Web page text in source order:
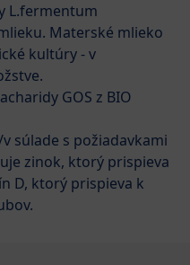
L.fermentum
Materské mlieko
kultúry - v
GOS z BIO
súlade s požiadavkami
zinok, ktorý prispieva
D, ktorý prispieva k